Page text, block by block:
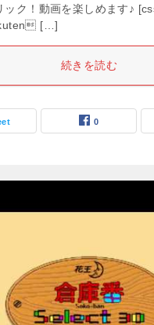
ック！動画を楽しめます♪
[…]
続きを読む
0